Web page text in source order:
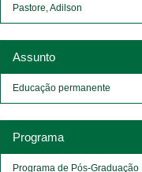
Pastore, Adilson
Assunto
Educação permanente
Programa
Programa de Pós-Graduação